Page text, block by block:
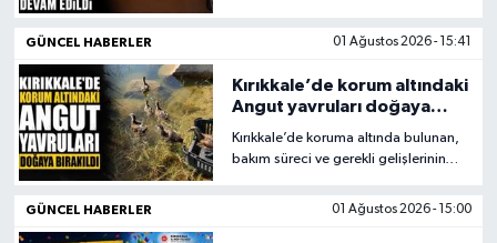
ilgili 5'i tutuklu 11 sanığın
GÜNCEL HABERLER 01 Ağustos 2026 - 15:41
Kırıkkale’de korum altındaki
Angut yavruları doğaya
bırakıldı
Kırıkkale’de koruma altında bulunan,
bakım süreci ve gerekli gelişlerinin
yaşam alanlarına bırakıldı.
GÜNCEL HABERLER 01 Ağustos 2026 - 15:00